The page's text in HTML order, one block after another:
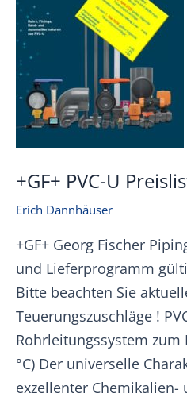
+GF+ PVC-U
Erich Dannhäuser
+GF+ Georg Fischer
und Lieferprogramm
Bitte beachten Sie
Teuerungszuschläge !
Rohrleitungssystem zum
°C) Der universelle
exzellenter Chemikalien-